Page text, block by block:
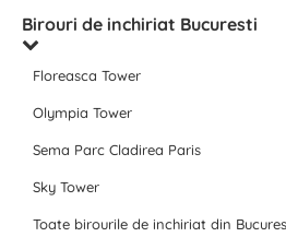
Birouri de inchiriat Bucuresti
Floreasca Tower
Olympia Tower
Sema Parc Cladirea Paris
Sky Tower
Toate birourile de inchiriat din